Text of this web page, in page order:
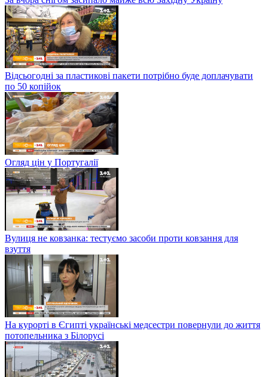
Відсьогодні за пластикові пакети потрібно буде доплачувати
по 50 копійок
Огляд цін у Португалії
Вулиця не ковзанка: тестуємо засоби проти ковзання для
взуття
На курорті в Єгипті українські медсестри повернули до життя
потопельника з Білорусі